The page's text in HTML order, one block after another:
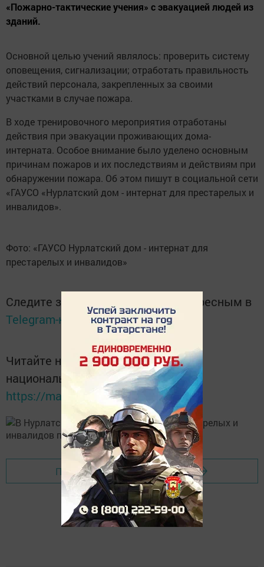
«Пожарно-тактические учения» с эвакуацией людей из
зданий.
Основной целью учений являлось: проверить систему
оповещения, сигнализации; отработать правильность
действий персонала, закрепленных за своими
участками в случае пожара.
В ходе тренировочного мероприятия отработаны
действия при эвакуации проживающих дома-
интерната. Особое внимание было уделено основным
причинам пожаров и их последствиям и действиям при
обнаружении пожара. Об этом пишут в социальной сети
«ГАУСО «Нурлатский дом - интернат для престарелых и
инвалидов».
Фото: «ГАУСО Нурлатский дом - интернат для
престарелых и инвалидов»
Следите за самым важным и интересным в
Telegram-каналеТатмедиа
Читайте новости Татарстана в
национальном мессенджере MАХ:
https://max.ru/tatmedia
Перейти на страницу новости